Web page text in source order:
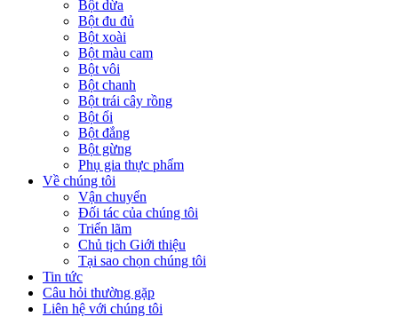
Bột dừa
Bột đu đủ
Bột xoài
Bột màu cam
Bột vôi
Bột chanh
Bột trái cây rồng
Bột ổi
Bột đắng
Bột gừng
Phụ gia thực phẩm
Về chúng tôi
Vận chuyển
Đối tác của chúng tôi
Triển lãm
Chủ tịch Giới thiệu
Tại sao chọn chúng tôi
Tin tức
Câu hỏi thường gặp
Liên hệ với chúng tôi